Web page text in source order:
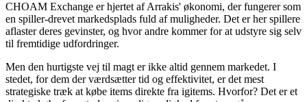
CHOAM Exchange er hjertet af Arrakis' økonomi, der fungerer som
en spiller-drevet markedsplads fuld af muligheder. Det er her spillere
aflaster deres gevinster, og hvor andre kommer for at udstyre sig selv
til fremtidige udfordringer.
Men den hurtigste vej til magt er ikke altid gennem markedet. I
stedet, for dem der værdsætter tid og effektivitet, er det mest
strategiske træk at købe items direkte fra igitems. Hvorfor? Det er et